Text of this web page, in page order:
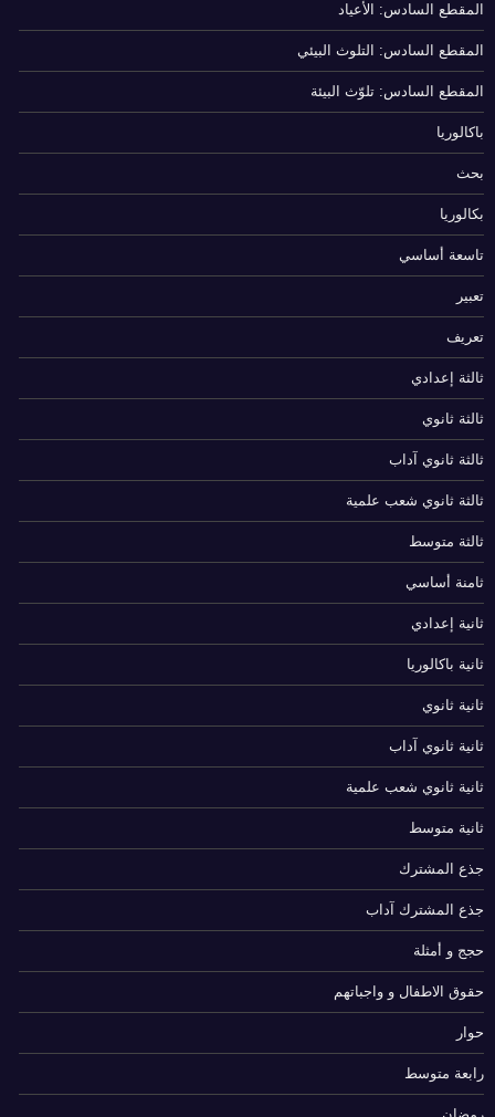
المقطع السادس: الأعياد
المقطع السادس: التلوث البيئي
المقطع السادس: تلوّث البيئة
باكالوريا
بحث
بكالوريا
تاسعة أساسي
تعبير
تعريف
ثالثة إعدادي
ثالثة ثانوي
ثالثة ثانوي آداب
ثالثة ثانوي شعب علمية
ثالثة متوسط
ثامنة أساسي
ثانية إعدادي
ثانية باكالوريا
ثانية ثانوي
ثانية ثانوي آداب
ثانية ثانوي شعب علمية
ثانية متوسط
جذع المشترك
جذع المشترك آداب
حجج و أمثلة
حقوق الاطفال و واجباتهم
حوار
رابعة متوسط